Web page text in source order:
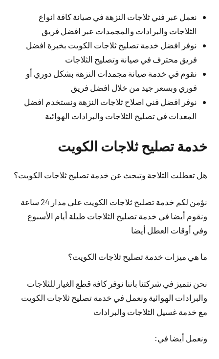
نعمل عبر فني ثلاجات النزهة في صيانة كافة انواع
الثلاجات والبرادات والمجمدات عبر افضل فريق
نوفر افضل خدمة تصليح ثلاجات الكويت بخبرة افضل
فريق محترف في صيانة وتصليح الثلاجات
نقوم في خدمة صيانة مجمدات النزهة بشكل دوري أو
فوري وبسعر جيد من خلال افضل فريق
نوفر افضل فني اصلاح ثلاجات النزهة ونستخدم افضل
المعدات في تصليح الثلاجات والبرادات الهوائية
خدمة تصليح ثلاجات الكويت
هل تعطلت الثلاجة وتبحث عن خدمة تصليح ثلاجات الكويت؟
نؤمن لكم خدمة تصليح ثلاجات الكويت على مدار 24 ساعة
ونقوم أيضا في خدمة تصليح الثلاجات طيلة أيام الأسبوع
وفي أوقات العطل أيضا
ما هي ميزات خدمة تصليح ثلاجات الكويت؟
نحن نتميز في شركتنا باننا نوفر كافة قطع الغيار للثلاجات
والبرادات الهوائية ونعمل في خدمة تصليح ثلاجات الكويت
مع خدمة غسيل الثلاجات والبرادات
ونعمل أيضا في: